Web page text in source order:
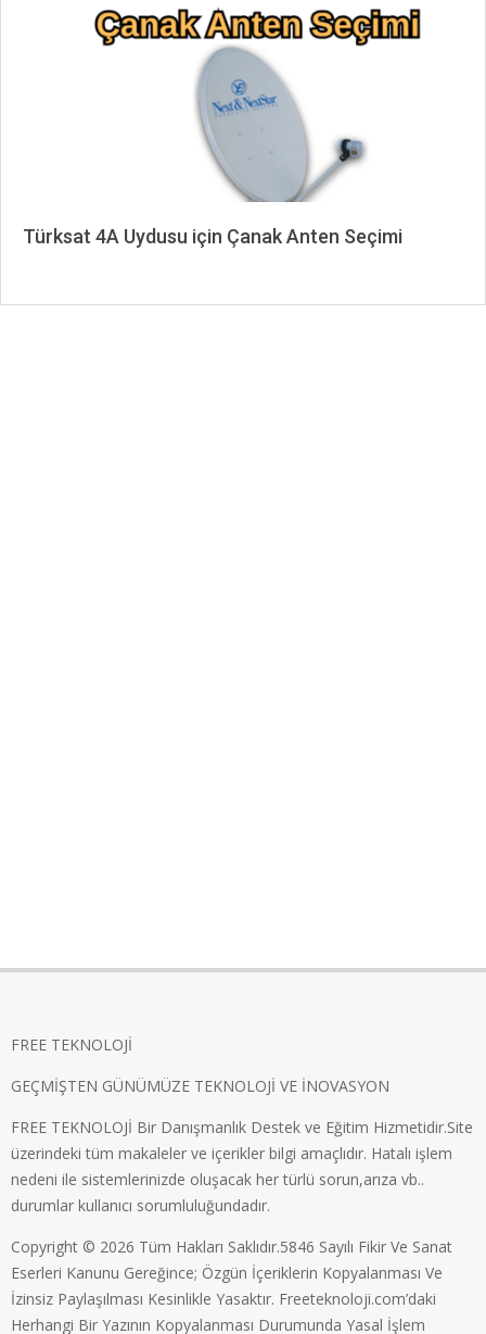
Türksat 4A Uydusu için Çanak Anten Seçimi
FREE TEKNOLOJİ
GEÇMİŞTEN GÜNÜMÜZE TEKNOLOJİ VE İNOVASYON
FREE TEKNOLOJİ Bir Danışmanlık Destek ve Eğitim Hizmetidir.Site
üzerindeki tüm makaleler ve içerikler bilgi amaçlıdır. Hatalı işlem
nedeni ile sistemlerinizde oluşacak her türlü sorun,arıza vb..
durumlar kullanıcı sorumluluğundadır.
Copyright © 2026 Tüm Hakları Saklıdır.5846 Sayılı Fikir Ve Sanat
Eserleri Kanunu Gereğince; Özgün İçeriklerin Kopyalanması Ve
İzinsiz Paylaşılması Kesinlikle Yasaktır. Freeteknoloji.com’daki
Herhangi Bir Yazının Kopyalanması Durumunda Yasal İşlem